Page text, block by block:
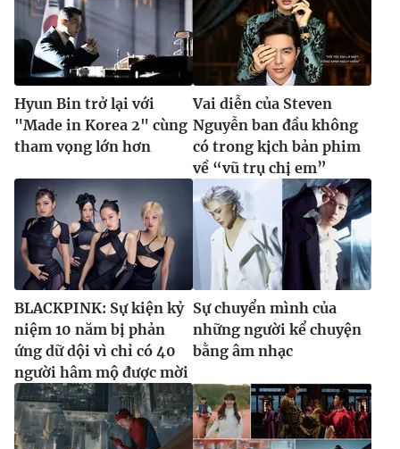
Hyun Bin trở lại với
"Made in Korea 2" cùng
tham vọng lớn hơn
Vai diễn của Steven
Nguyễn ban đầu không
có trong kịch bản phim
về “vũ trụ chị em”
BLACKPINK: Sự kiện kỷ
niệm 10 năm bị phản
ứng dữ dội vì chỉ có 40
người hâm mộ được mời
Sự chuyển mình của
những người kể chuyện
bằng âm nhạc